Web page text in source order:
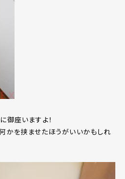
御座いますよ！
かを挟ませたほうがいいかもしれ